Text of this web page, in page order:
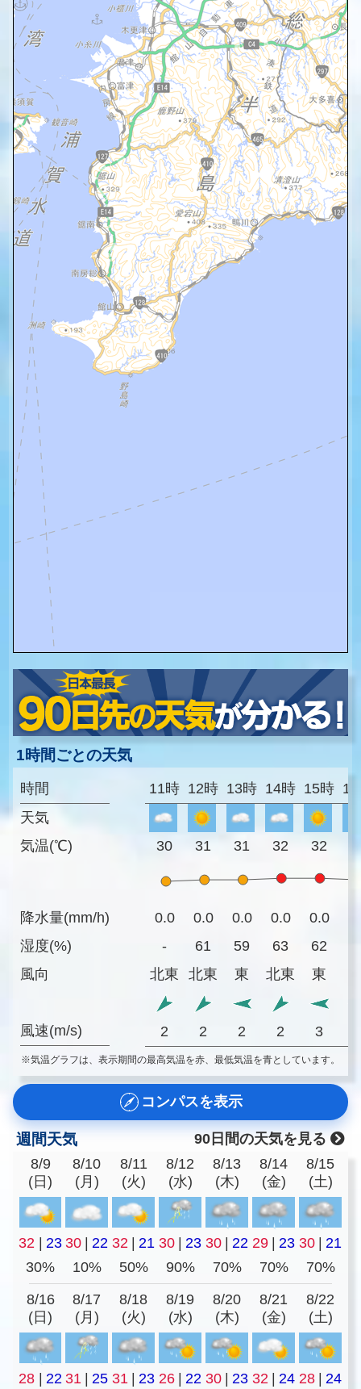
1時間ごとの天気
時間
天気
気温(℃)
降水量(mm/h)
湿度(%)
風向
風速(m/s)
11時 12時 13時 14時 15時
30 31 31 32 32
0.0 0.0 0.0 0.0 0.0
-
61 59 63 62
北東
北東 東 北東 東
2 2 2 2 3
※気温グラフは、表示期間の最高気温を赤、最低気温を青としています。
コンパスを表示
週間天気
90日間の天気を見る
8/9
(日)
8/10
(月)
8/11
(火)
8/12
(水)
8/13
(木)
8/14
(金)
8/15
(土)
32 | 23 30 | 22 32 | 21 30 | 23 30 | 22 29 | 23 30 | 21
30%
10% 50% 90% 70% 70% 70%
8/16
(日)
8/17
(月)
8/18
(火)
8/19
(水)
8/20
(木)
8/21
(金)
8/22
(土)
28 22 31 25 31 23 26 22 30 23 32 24 28
24